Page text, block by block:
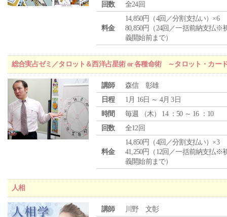
回数
全24回
料金
14,850円（4回／分割支払い）×6
80,850円（24回／一括前納支払※
義開始前まで）
総合実占ゼミ／タロット＆西洋占星術 or 各種命術 ～タロット・カー
講師
森信 彰雄
日程
1月 16日 ～ 4月 3日
時間
毎週 （木） 14 ：50 ～ 16 ：10
回数
全12回
料金
14,850円（4回／分割支払い）×3
41,250円（12回／一括前納支払※
義開始前まで）
人相
講師 川野 文彰